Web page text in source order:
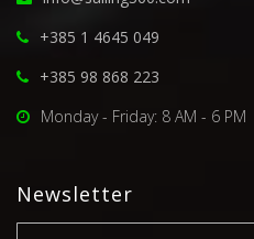
+385 1 4645 049
+385 98 868 223
Monday - Friday: 8 AM - 6 PM
Newsletter